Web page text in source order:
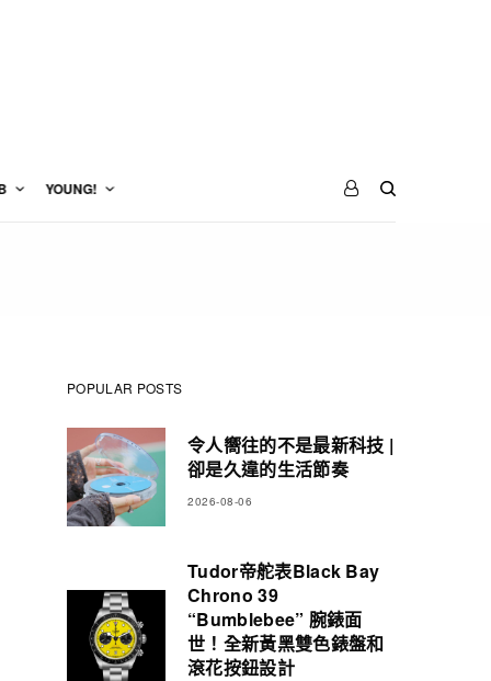
YOUNG!
POPULAR POSTS
令人嚮往的不是最新科技 |
卻是久違的生活節奏
2026-08-06
Tudor帝舵表Black Bay
Chrono 39
“Bumblebee” 腕錶面
世！全新黃黑雙色錶盤和
滾花按鈕設計